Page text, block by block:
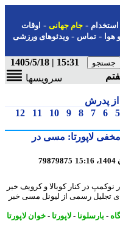
- جام جهانی-اوقات
-تماس-ویدئوهای ورزشی
15:31 | 1405/5/18
سرویسها
6
7
8
9
10
11
12
لاپورتا: مسی در
79879875
در کنار کوبالا و کرویف خبر
رسمی از لیونل مسی خبر
بارسلونا-لاپورتا-خوان لاپورتا